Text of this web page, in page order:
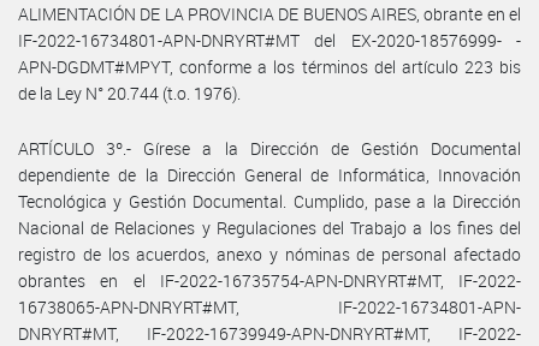
ALIMENTACIÓN DE LA PROVINCIA DE BUENOS AIRES, obrante en el
IF-2022-16734801-APN-DNRYRT#MT del EX-2020-18576999- -
APN-DGDMT#MPYT, conforme a los términos del artículo 223 bis
de la Ley N° 20.744 (t.o. 1976).
ARTÍCULO 3º.- Gírese a la Dirección de Gestión Documental
dependiente de la Dirección General de Informática, Innovación
Tecnológica y Gestión Documental. Cumplido, pase a la Dirección
Nacional de Relaciones y Regulaciones del Trabajo a los fines del
registro de los acuerdos, anexo y nóminas de personal afectado
obrantes en el IF-2022-16735754-APN-DNRYRT#MT, IF-2022-
16738065-APN-DNRYRT#MT, IF-2022-16734801-APN-
DNRYRT#MT, IF-2022-16739949-APN-DNRYRT#MT, IF-2022-